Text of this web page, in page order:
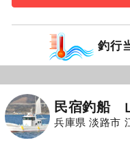
釣行
民宿釣船
兵庫県 淡路市